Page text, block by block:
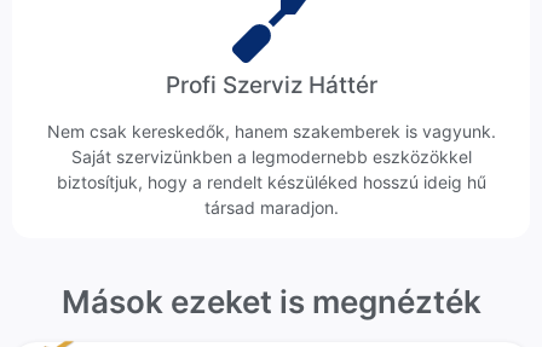
Profi Szerviz Háttér
Nem csak kereskedők, hanem szakemberek is vagyunk.
Saját szervizünkben a legmodernebb eszközökkel
biztosítjuk, hogy a rendelt készüléked hosszú ideig hű
társad maradjon.
Mások ezeket is megnézték